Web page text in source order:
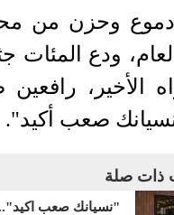
وحزن من
ودع المئات
الأخير،
صعب أكيد".
ذات صلة
"نسيانك صعب